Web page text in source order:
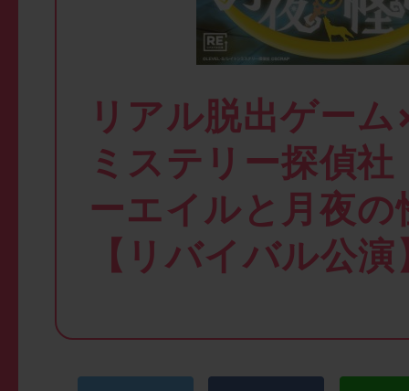
リアル脱出ゲー
ミステリー探偵
ーエイルと月夜の
【リバイバル公演